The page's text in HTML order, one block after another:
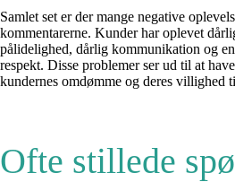
Samlet set er der mange negative
kommentarerne. Kunder har oplevet
pålidelighed, dårlig kommunikation og
respekt. Disse problemer ser ud til at
kundernes omdømme og deres villighed
Ofte stillede